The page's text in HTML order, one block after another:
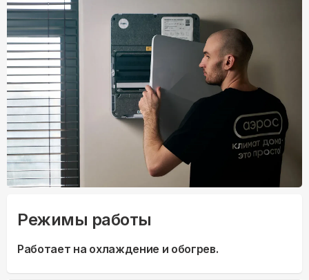
Режимы работы
Работает на охлаждение и обогрев.